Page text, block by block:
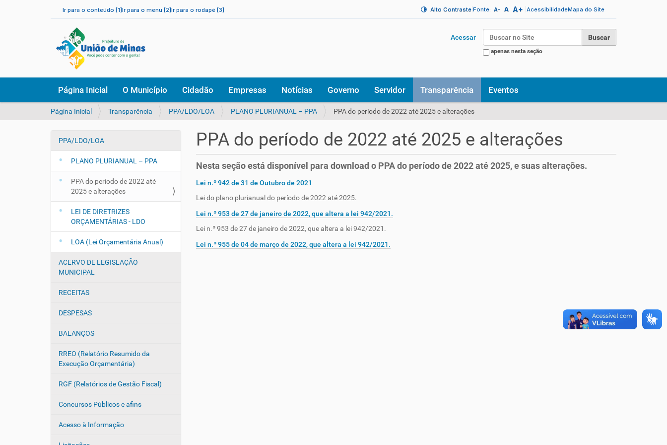
Ir para o conteúdo [1]Ir para o menu [2]Ir para o rodapé [3] Alto Contraste Fonte: A- A A+ AcessibilidadeMapa do Site
apenas nesta seção
Acessar
v
Página Inicial O Município Cidadão Empresas Notícias Governo Servidor Transparência Eventos
V
e
t
q
:
Página Inicial Transparência PPA/LDO/LOA PLANO PLURIANUAL – PPA PPA do período de 2022 até 2025 e alterações
N
e
a
ã
o
PPA/LDO/LOA
PLANO PLURIANUAL – PPA
PPA do período de 2022 até
2025 e alterações
LEI DE DIRETRIZES
ORÇAMENTÁRIAS - LDO
LOA (Lei Orçamentária Anual)
ACERVO DE LEGISLAÇÃO
MUNICIPAL
RECEITAS
DESPESAS
BALANÇOS
RREO (Relatório Resumido da
Execução Orçamentária)
RGF (Relatórios de Gestão Fiscal)
Concursos Públicos e afins
Acesso à Informação
PPA do período de 2022 até 2025 e alterações
Nesta seção está disponível para download o PPA do período de 2022 até 2025, e suas alterações.
Lei n.º 942 de 31 de Outubro de 2021
Lei do plano plurianual do período de 2022 até 2025.
Lei n.º 953 de 27 de janeiro de 2022, que altera a lei 942/2021.
Lei n.º 953 de 27 de janeiro de 2022, que altera a lei 942/2021.
Lei n.º 955 de 04 de março de 2022, que altera a lei 942/2021.